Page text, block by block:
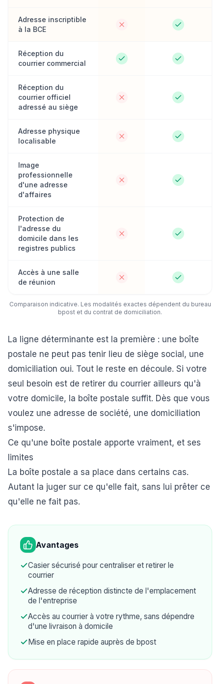
Adresse inscriptible
à la BCE
Réception du
courrier commercial
Réception du
courrier officiel
adressé au siège
Adresse physique
localisable
Image
professionnelle
d'une adresse
d'affaires
Protection de
l'adresse du
domicile dans les
registres publics
Accès à une salle
de réunion
Comparaison indicative. Les modalités exactes dépendent du bureau
bpost et du contrat de domiciliation.
La ligne déterminante est la première : une boîte
postale ne peut pas tenir lieu de siège social, une
domiciliation oui. Tout le reste en découle. Si votre
seul besoin est de retirer du courrier ailleurs qu'à
votre domicile, la boîte postale suffit. Dès que vous
voulez une adresse de société, une domiciliation
s'impose.
Ce qu'une boîte postale apporte vraiment, et ses
limites
La boîte postale a sa place dans certains cas.
Autant la juger sur ce qu'elle fait, sans lui prêter ce
qu'elle ne fait pas.
Avantages
Casier sécurisé pour centraliser et retirer le
courrier
Adresse de réception distincte de l'emplacement
de l'entreprise
Accès au courrier à votre rythme, sans dépendre
d'une livraison à domicile
Mise en place rapide auprès de bpost